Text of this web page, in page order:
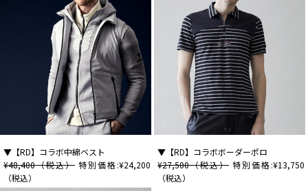
▼【RD】コラボ中綿ベスト
¥48,400（税込） 特別価格:¥24,200
（税込）
▼【RD】コラボボーダーポロ
¥27,500（税込） 特別価格:¥13,750
（税込）